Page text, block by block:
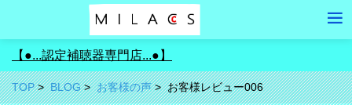
【●...認定補聴器専門店...●】
TOP BLOG お客様の声 お客様レビュー006